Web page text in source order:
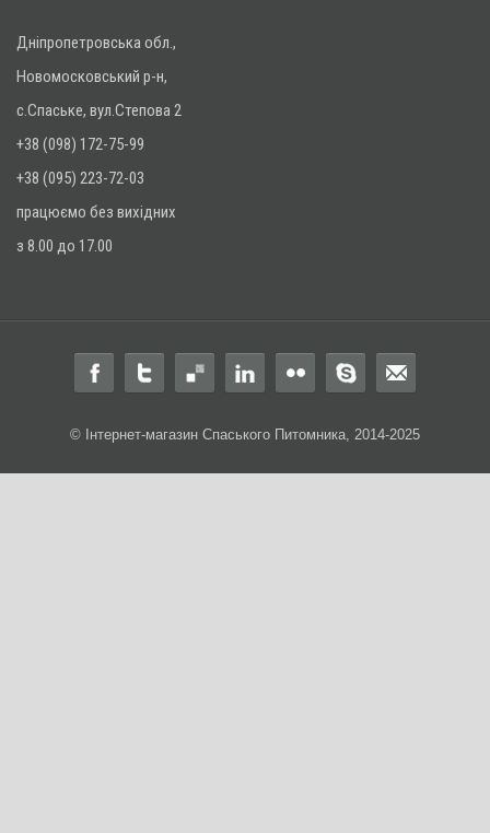
Дніпропетровська обл.,
Новомосковський р-н,
с.Спаське, вул.Степова 2
+38 (098) 172-75-99
+38 (095) 223-72-03
працюємо без вихідних
з 8.00 до 17.00
© Інтернет-магазин Спаського Питомника, 2014-2025